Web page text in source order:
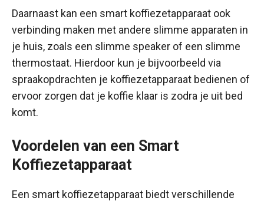
Daarnaast kan een smart koffiezetapparaat ook
verbinding maken met andere slimme apparaten in
je huis, zoals een slimme speaker of een slimme
thermostaat. Hierdoor kun je bijvoorbeeld via
spraakopdrachten je koffiezetapparaat bedienen of
ervoor zorgen dat je koffie klaar is zodra je uit bed
komt.
Voordelen van een Smart
Koffiezetapparaat
Een smart koffiezetapparaat biedt verschillende